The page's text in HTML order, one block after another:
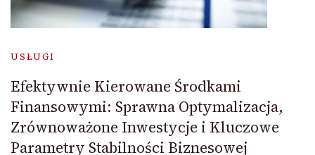
USŁUGI
Efektywnie Kierowane Środkami
Finansowymi: Sprawna Optymalizacja,
Zrównoważone Inwestycje i Kluczowe
Parametry Stabilności Biznesowej